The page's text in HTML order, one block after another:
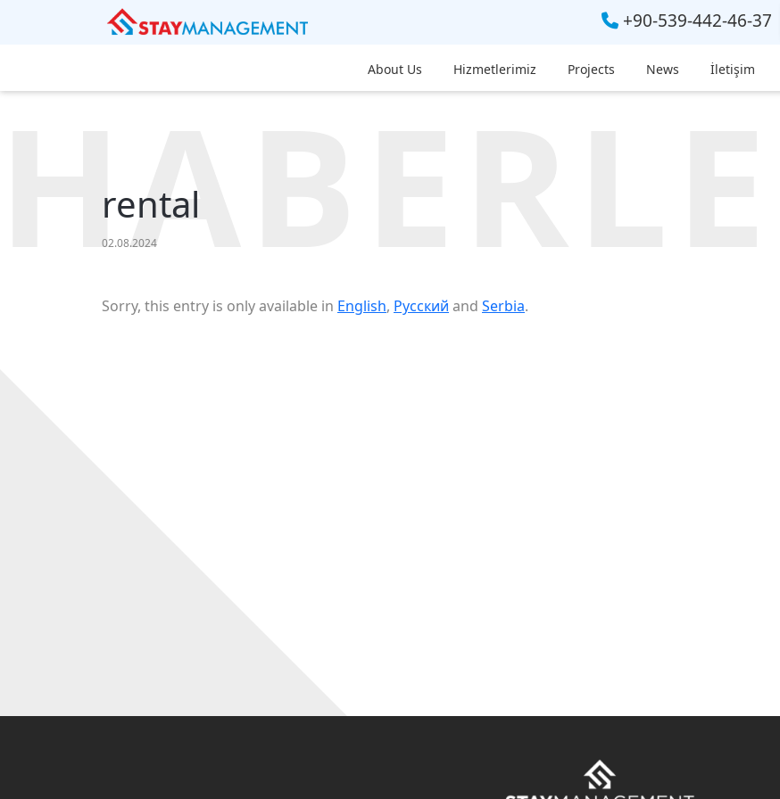
+90-539-442-46-37
About Us Hizmetlerimiz Projects News İletişim
rental
02.08.2024
Sorry, this entry is only available in English, Русский and Serbia.